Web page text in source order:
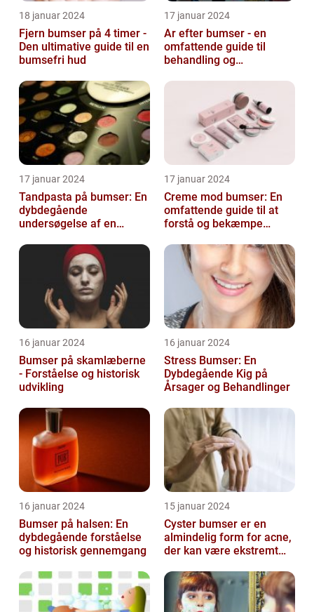
18 januar 2024
Fjern bumser på 4 timer -
Den ultimative guide til en
bumsefri hud
17 januar 2024
Ar efter bumser - en
omfattende guide til
behandling og
17 januar 2024
Tandpasta på bumser: En
dybdegående
undersøgelse af en
skønhedsanbefaling
17 januar 2024
Creme mod bumser: En
omfattende guide til at
forstå og bekæmpe
16 januar 2024
Bumser på skamlæberne
- Forståelse og historisk
udvikling
16 januar 2024
Stress Bumser: En
Dybdegående Kig på
Årsager og Behandlinger
16 januar 2024
Bumser på halsen: En
dybdegående forståelse
og historisk gennemgang
15 januar 2024
Cyster bumser er en
almindelig form for acne,
der kan være ekstremt
belastende for d...